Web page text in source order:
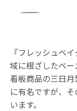
『フレッシュベ
域に根ざしたベー
看板商品の三日
に有名ですが、
います。